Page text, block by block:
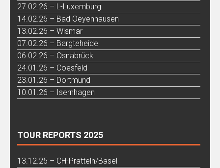
27.02.26 – L-Luxemburg
14.02.26 – Bad Oeyenhausen
13.02.26 – Wismar
07.02.26 – Bargteheide
06.02.26 – Osnabrück
24.01.26 – Coesfeld
23.01.26 – Dortmund
10.01.26 – Isernhagen
TOUR REPORTS 2025
13.12.25 – CH-Pratteln/Basel